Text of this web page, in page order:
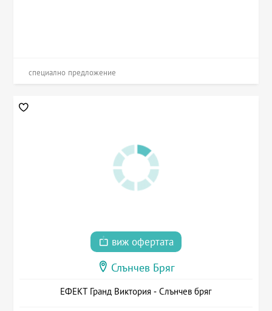
специално предложение
виж офертата
Слънчев Бряг
ЕФЕКТ Гранд Виктория - Слънчев бряг